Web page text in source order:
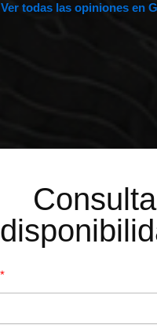
Ver todas las opiniones en
Consulta